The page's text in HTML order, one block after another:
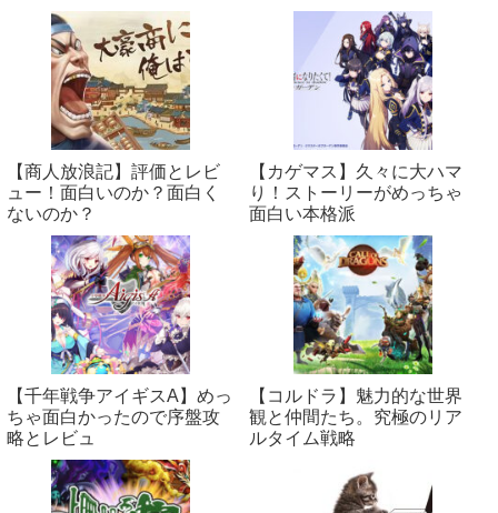
【商人放浪‪記】評価とレビ
ュー！面白いのか？面白く
ないのか？
【カゲマス】久々に大ハマ
り！ストーリーがめっちゃ
面白い本格派
【千年戦争アイギスA】めっ
ちゃ面白かったので序盤攻
略とレビュ
【コルドラ】魅力的な世界
観と仲間たち。究極のリア
ルタイム戦略